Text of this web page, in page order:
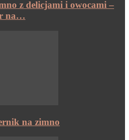
z delicjami i owocami –
na…
na zimno